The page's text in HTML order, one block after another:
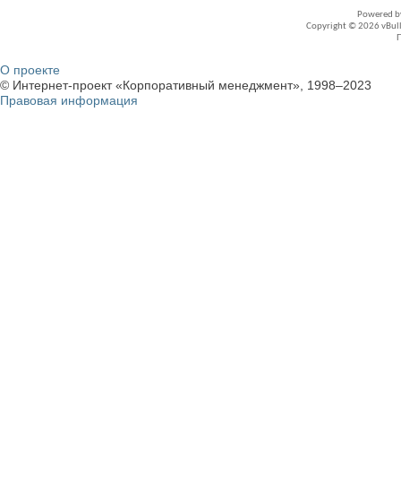
Powered
Copyright © 2026
О проекте
© Интернет-проект «Корпоративный менеджмент», 1998–2023
Правовая информация